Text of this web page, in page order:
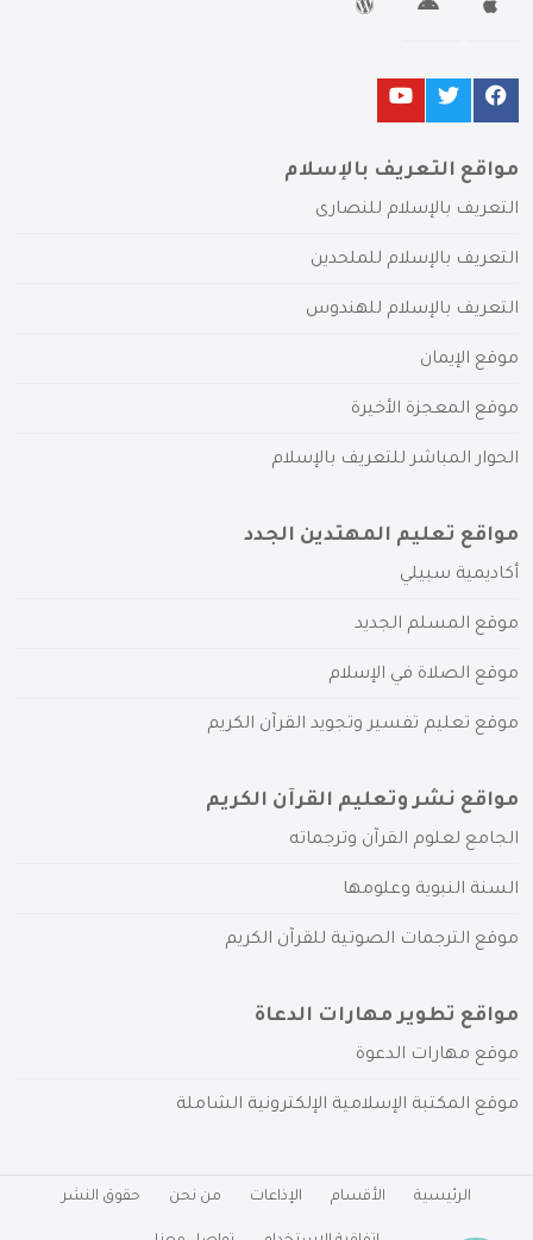
مواقع التعريف بالإسلام
التعريف بالإسلام للنصارى
التعريف بالإسلام للملحدين
التعريف بالإسلام للهندوس
موقع الإيمان
موقع المعجزة الأخيرة
الحوار المباشر للتعريف بالإسلام
مواقع تعليم المهتدين الجدد
أكاديمية سبيلي
موقع المسلم الجديد
موقع الصلاة في الإسلام
موقع تعليم تفسير وتجويد القرآن الكريم
مواقع نشر وتعليم القرآن الكريم
الجامع لعلوم القرآن وترجماته
السنة النبوية وعلومها
موقع الترجمات الصوتية للقرآن الكريم
مواقع تطوير مهارات الدعاة
موقع مهارات الدعوة
موقع المكتبة الإسلامية الإلكترونية الشاملة
الرئيسية الأقسام الإذاعات من نحن حقوق النشر